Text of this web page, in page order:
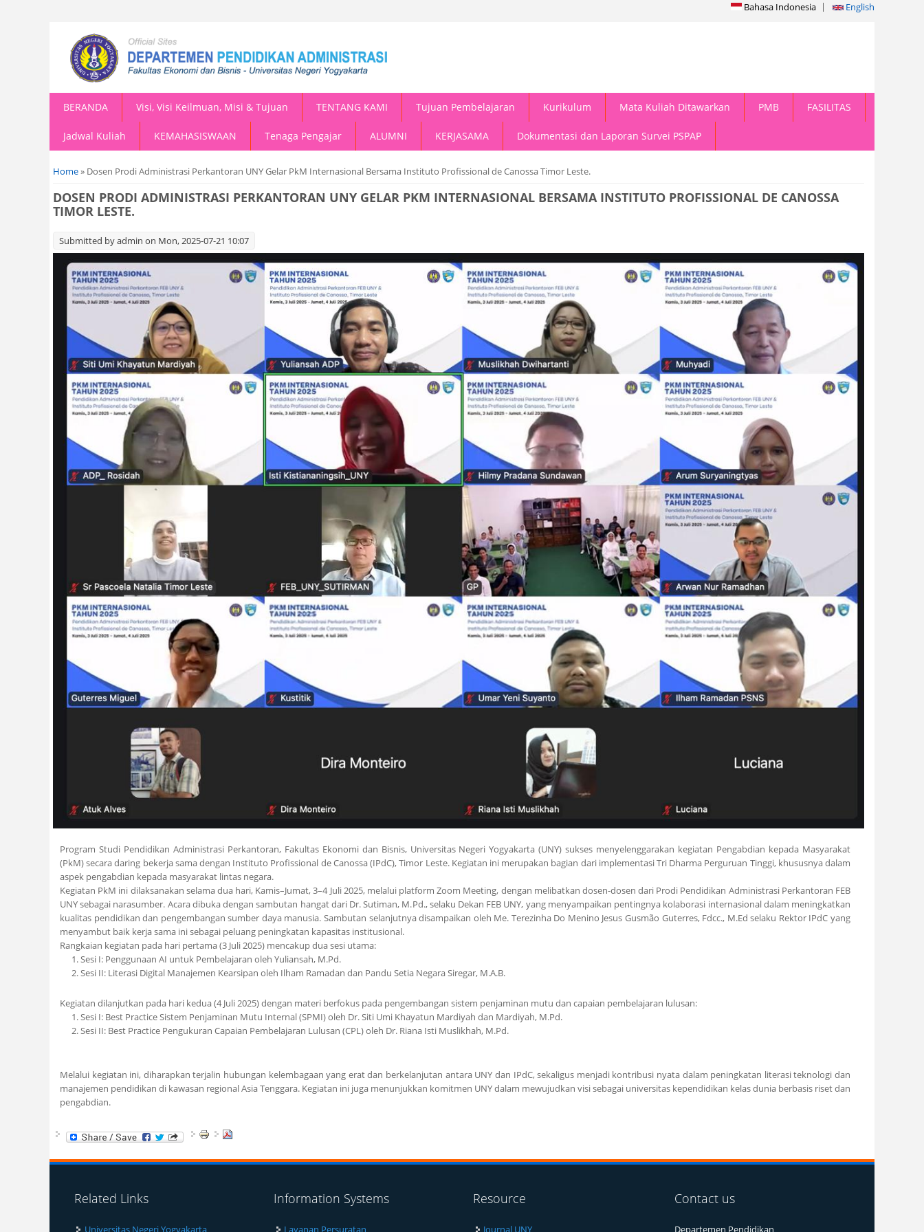
Bahasa Indonesia English
BERANDA Visi, Visi Keilmuan, Misi & Tujuan TENTANG KAMI Tujuan Pembelajaran Kurikulum Mata Kuliah Ditawarkan PMB FASILITAS
Jadwal Kuliah KEMAHASISWAAN Tenaga Pengajar ALUMNI KERJASAMA Dokumentasi dan Laporan Survei PSPAP
You are here
Home» Dosen Prodi Administrasi Perkantoran UNY Gelar PkM Internasional Bersama Instituto Profissional de Canossa Timor Leste.
DOSEN PRODI ADMINISTRASI PERKANTORAN UNY GELAR PKM INTERNASIONAL BERSAMA INSTITUTO PROFISSIONAL DE CANOSSA
TIMOR LESTE.
Submitted byadmin on Mon, 2025-07-21 10:07
Program Studi Pendidikan Administrasi Perkantoran, Fakultas Ekonomi dan Bisnis, Universitas Negeri Yogyakarta (UNY) sukses menyelenggarakan kegiatan Pengabdian kepada Masyarakat
(PkM) secara daring bekerja sama dengan Instituto Profissional de Canossa (IPdC), Timor Leste. Kegiatan ini merupakan bagian dari implementasi Tri Dharma Perguruan Tinggi, khususnya dalam
aspek pengabdian kepada masyarakat lintas negara.
Kegiatan PkM ini dilaksanakan selama dua hari, Kamis–Jumat, 3–4 Juli 2025, melalui platform Zoom Meeting, dengan melibatkan dosen-dosen dari Prodi Pendidikan Administrasi Perkantoran FEB
UNY sebagai narasumber. Acara dibuka dengan sambutan hangat dari Dr. Sutiman, M.Pd., selaku Dekan FEB UNY, yang menyampaikan pentingnya kolaborasi internasional dalam meningkatkan
kualitas pendidikan dan pengembangan sumber daya manusia. Sambutan selanjutnya disampaikan oleh Me. Terezinha Do Menino Jesus Gusmão Guterres, Fdcc., M.Ed selaku Rektor IPdC yang
menyambut baik kerja sama ini sebagai peluang peningkatan kapasitas institusional.
Rangkaian kegiatan pada hari pertama (3 Juli 2025) mencakup dua sesi utama:
Sesi I: Penggunaan AI untuk Pembelajaran oleh Yuliansah, M.Pd.
Sesi II: Literasi Digital Manajemen Kearsipan oleh Ilham Ramadan dan Pandu Setia Negara Siregar, M.A.B.
Kegiatan dilanjutkan pada hari kedua (4 Juli 2025) dengan materi berfokus pada pengembangan sistem penjaminan mutu dan capaian pembelajaran lulusan:
Sesi I: Best Practice Sistem Penjaminan Mutu Internal (SPMI)oleh Dr. Siti Umi Khayatun Mardiyah dan Mardiyah, M.Pd.
Sesi II: Best Practice Pengukuran Capaian Pembelajaran Lulusan (CPL)oleh Dr. Riana Isti Muslikhah, M.Pd.
Melalui kegiatan ini, diharapkan terjalin hubungan kelembagaan yang erat dan berkelanjutan antara UNY dan IPdC, sekaligus menjadi kontribusi nyata dalam peningkatan literasi teknologi dan
manajemen pendidikan di kawasan regional Asia Tenggara. Kegiatan ini juga menunjukkan komitmen UNY dalam mewujudkan visi sebagai universitas kependidikan kelas dunia berbasis riset dan
pengabdian.
Related Links
Universitas Negeri Yogyakarta
Information Systems
Layanan Persuratan
Resource
Journal UNY
Contact us
Departemen Pendidikan